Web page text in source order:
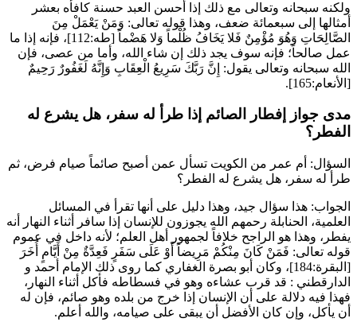
ولكنه سبحانه وتعالى مع ذلك إذا أحسن العبد حسنة كافأه بعشر
أمثالها إلى سبعمائة ضعف، وهذا قوله تعالى: وَمَنْ يَعْمَلْ مِنَ
الصَّالِحَاتِ وَهُوَ مُؤْمِنٌ فَلا يَخَافُ ظُلْماً وَلا هَضْماً
[طه:112]، فإنه إذا ما
عمل صالحاً؛ فإنه سوف يجد ذلك إن شاء الله، وأما من عصى، فإن
الله سبحانه وتعالى يقول: إِنَّ رَبَّكَ سَرِيعُ الْعِقَابِ وَإِنَّهُ لَغَفُورٌ رَحِيمٌ
[الأنعام:165].
مدى جواز إفطار الصائم إذا طرأ له سفر، هل يشرع له
الفطر؟
السؤال: أم عمر من الكويت تسأل عمن أصبح صائماً صيام فرض، ثم
طرأ له سفر، هل يشرع له الفطر؟
الجواب: هذا سؤال جيد، وهذا دليل على أنها تقرأ في المسائل
العلمية، الحنابلة رحمهم الله يجوزون للإنسان إذا سافر أثناء النهار أنه
يفطر، وهذا هو الراجح خلافاً لجمهور أهل العلم؛ لأنه داخل في عموم
قوله تعالى: فَمَنْ كَانَ مِنْكُمْ مَرِيضاً أَوْ عَلَى سَفَرٍ فَعِدَّةٌ مِنْ أَيَّامٍ أُخَرَ
[البقرة:184]، وكان
أبو بصرة الغفاري كما روى ذلك الإمام أحمد و
الدارقطني : قد قرب عشاءه وهو في فسطاطه فأكل أثناء النهار،
فهذا فيه دلالة على أن الإنسان إذا خرج من بلده وهو صائم، فإن له
أن يأكل، وإن كان الأفضل أن يبقى على صيامه، والله أعلم.